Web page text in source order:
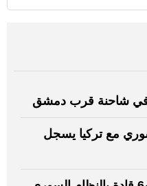
في شاحنة قرب دمشق
مع تركيا يسجل